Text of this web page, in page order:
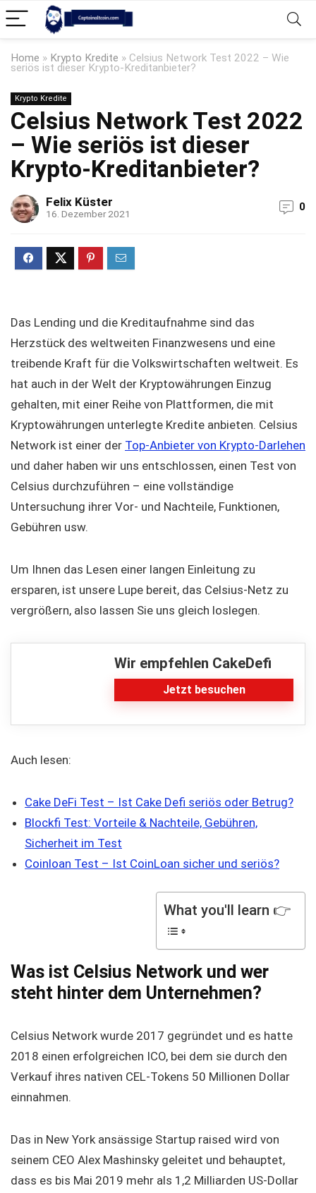
Home » Krypto Kredite » Celsius Network Test 2022 – Wie
seriös ist dieser Krypto-Kreditanbieter?
Krypto Kredite
Celsius Network Test 2022
– Wie seriös ist dieser
Krypto-Kreditanbieter?
Felix Küster
16. Dezember 2021
0
Das Lending und die Kreditaufnahme sind das
Herzstück des weltweiten Finanzwesens und eine
treibende Kraft für die Volkswirtschaften weltweit. Es
hat auch in der Welt der Kryptowährungen Einzug
gehalten, mit einer Reihe von Plattformen, die mit
Kryptowährungen unterlegte Kredite anbieten. Celsius
Network ist einer der Top-Anbieter von Krypto-Darlehen
und daher haben wir uns entschlossen, einen Test von
Celsius durchzuführen – eine vollständige
Untersuchung ihrer Vor- und Nachteile, Funktionen,
Gebühren usw.
Um Ihnen das Lesen einer langen Einleitung zu
ersparen, ist unsere Lupe bereit, das Celsius-Netz zu
vergrößern, also lassen Sie uns gleich loslegen.
Wir empfehlen CakeDefi
Jetzt besuchen
Auch lesen:
Cake DeFi Test – Ist Cake Defi seriös oder Betrug?
Blockfi Test: Vorteile & Nachteile, Gebühren,
Sicherheit im Test
Coinloan Test – Ist CoinLoan sicher und seriös?
What you'll learn 👉
Was ist Celsius Network und wer
steht hinter dem Unternehmen?
Celsius Network wurde 2017 gegründet und es hatte
2018 einen erfolgreichen ICO, bei dem sie durch den
Verkauf ihres nativen CEL-Tokens 50 Millionen Dollar
einnahmen.
Das in New York ansässige Startup raised wird von
seinem CEO Alex Mashinsky geleitet und behauptet,
dass es bis Mai 2019 mehr als 1,2 Milliarden US-Dollar